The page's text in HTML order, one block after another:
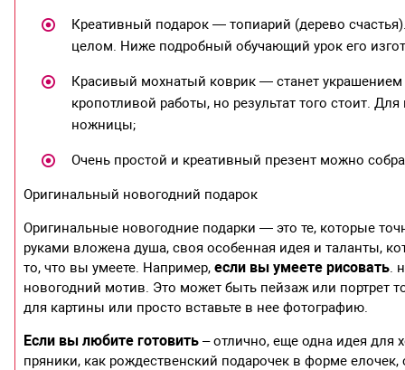
Креативный подарок — топиарий (дерево
целом. Ниже подробный обучающий урок его
Красивый мохнатый коврик — станет украшением
кропотливой работы, но результат того стоит.
ножницы;
Очень простой и креативный презент можно
Оригинальный новогодний подарок
Оригинальные новогодние подарки — это те, которые
руками вложена душа, своя особенная идея и таланты,
то, что вы умеете. Например,если вы умеете рисовать.
новогодний мотив. Это может быть пейзаж или портрет
для картины или просто вставьте в нее фотографию.
Если вы любите готовить – отлично, еще одна идея для
пряники, как рождественский подарочек в форме елочек,